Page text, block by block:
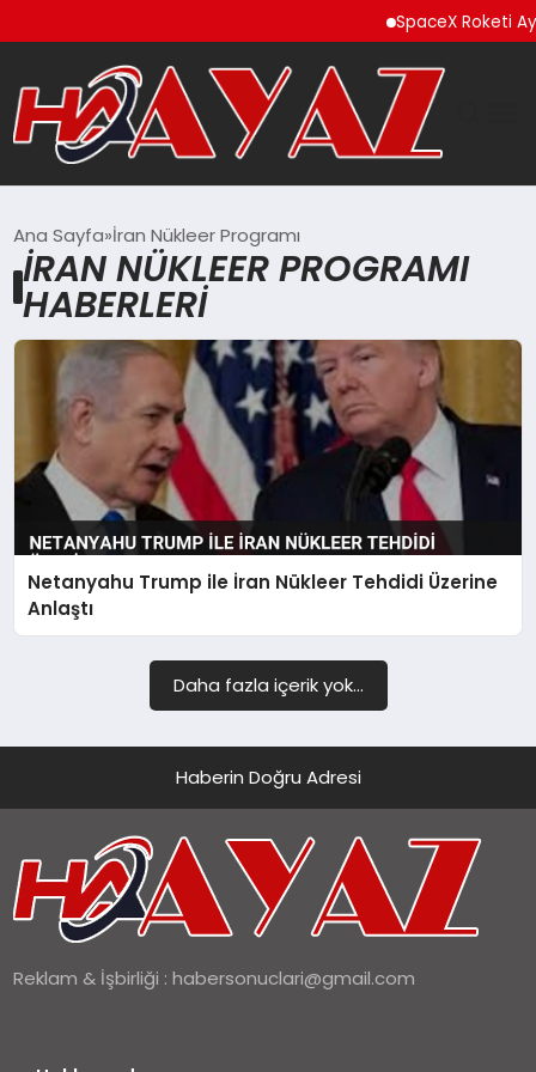
SpaceX Roketi
DÜNYA
EĞITIM
EKONOMI
MAGAZIN
SAĞLIK
SIYASET
Ana Sayfa İran Nükleer Programı
İRAN NÜKLEER PROGRAMI
HABERLERI
Netanyahu Trump ile İran Nükleer Tehdidi Üzerine
Anlaştı
Daha fazla içerik yok...
Haberin Doğru Adresi
Reklam & İşbirliği :habersonuclari@gmail.com